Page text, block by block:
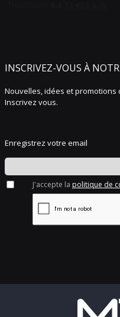
INSCRIVEZ-VOUS À
Nouvelles, idées et promotions
Inscrivez vous.
Enregistrez votre email
J'accepte la politique de